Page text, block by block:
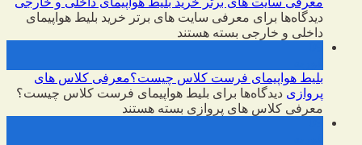
دیدگاه‌ها برای معرفی سایت های برتر خرید بلیط هواپیمای
داخلی و خارجی بسته هستند
بلیط هواپیمای فرست کلاس چیست؟معرفی کلاس های
پروازی دیدگاه‌ها برای بلیط هواپیمای فرست کلاس چیست؟
معرفی کلاس های پروازی بسته هستند